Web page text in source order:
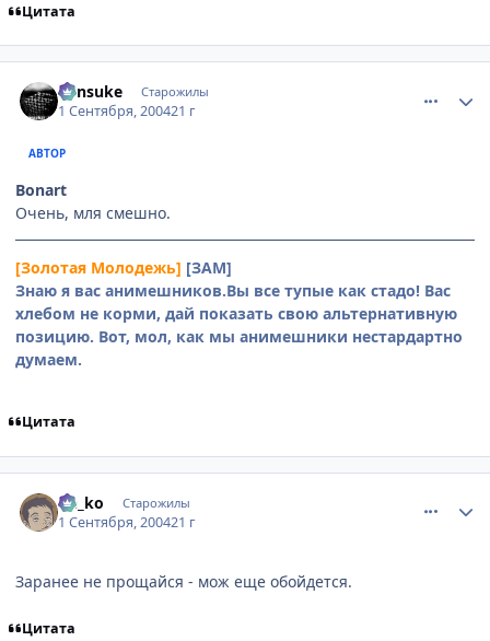
Цитата
Kensuke Старожилы
1 Сентября, 200421 г
АВТОР
Bonart
Очень, мля смешно.
[Золотая Молодежь] [ЗАМ]
Знаю я вас анимешников.Вы все тупые как стадо! Вас
хлебом не корми, дай показать свою альтернативную
позицию. Вот, мол, как мы анимешники нестардартно
думаем.
Цитата
Ge_ko Старожилы
1 Сентября, 200421 г
Заранее не прощайся - мож еще обойдется.
Цитата